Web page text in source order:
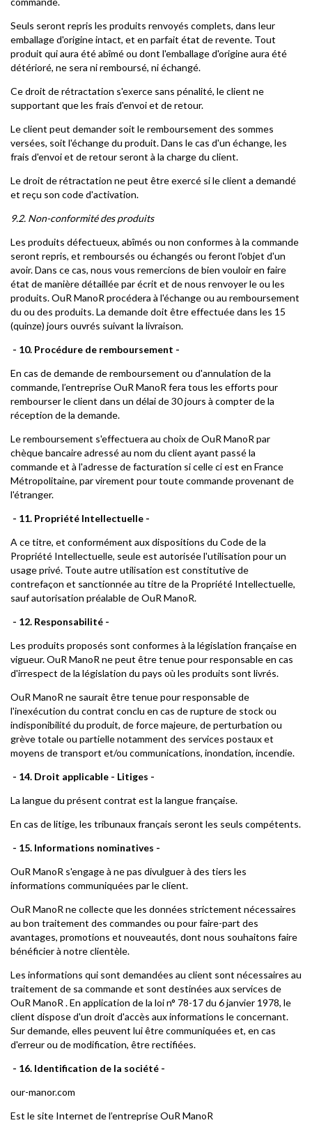
Seuls seront repris les produits renvoyés complets, dans leur
emballage d'origine intact, et en parfait état de revente. Tout
produit qui aura été abîmé ou dont l'emballage d'origine aura été
détérioré, ne sera ni remboursé, ni échangé.
Ce droit de rétractation s'exerce sans pénalité, le client ne
supportant que les frais d'envoi et de retour.
Le client peut demander soit le remboursement des sommes
versées, soit l'échange du produit. Dans le cas d'un échange, les
frais d'envoi et de retour seront à la charge du client.
Le droit de rétractation ne peut être exercé si le client a demandé
et reçu son code d'activation.
9.2. Non-conformité des produits
Les produits défectueux, abîmés ou non conformes à la commande
seront repris, et remboursés ou échangés ou feront l'objet d'un
avoir. Dans ce cas, nous vous remercions de bien vouloir en faire
état de manière détaillée par écrit et de nous renvoyer le ou les
produits. OuR ManoR procédera à l'échange ou au remboursement
du ou des produits. La demande doit être effectuée dans les 15
(quinze) jours ouvrés suivant la livraison.
- 10. Procédure de remboursement -
En cas de demande de remboursement ou d'annulation de la
commande, l’entreprise OuR ManoR fera tous les efforts pour
rembourser le client dans un délai de 30 jours à compter de la
réception de la demande.
Le remboursement s'effectuera au choix de OuR ManoR par
chèque bancaire adressé au nom du client ayant passé la
commande et à l'adresse de facturation si celle ci est en France
Métropolitaine, par virement pour toute commande provenant de
l'étranger.
- 11. Propriété Intellectuelle -
A ce titre, et conformément aux dispositions du Code de la
Propriété Intellectuelle, seule est autorisée l'utilisation pour un
usage privé. Toute autre utilisation est constitutive de
contrefaçon et sanctionnée au titre de la Propriété Intellectuelle,
sauf autorisation préalable de OuR ManoR.
- 12. Responsabilité -
Les produits proposés sont conformes à la législation française en
vigueur. OuR ManoR ne peut être tenue pour responsable en cas
d'irrespect de la législation du pays où les produits sont livrés.
OuR ManoR ne saurait être tenue pour responsable de
l'inexécution du contrat conclu en cas de rupture de stock ou
indisponibilité du produit, de force majeure, de perturbation ou
grève totale ou partielle notamment des services postaux et
moyens de transport et/ou communications, inondation, incendie.
- 14. Droit applicable - Litiges -
La langue du présent contrat est la langue française.
En cas de litige, les tribunaux français seront les seuls compétents.
- 15. Informations nominatives -
OuR ManoR s'engage à ne pas divulguer à des tiers les
informations communiquées par le client.
OuR ManoR ne collecte que les données strictement nécessaires
au bon traitement des commandes ou pour faire-part des
avantages, promotions et nouveautés, dont nous souhaitons faire
bénéficier à notre clientèle.
Les informations qui sont demandées au client sont nécessaires au
traitement de sa commande et sont destinées aux services de
OuR ManoR . En application de la loi n° 78-17 du 6 janvier 1978, le
client dispose d'un droit d'accès aux informations le concernant.
Sur demande, elles peuvent lui être communiquées et, en cas
d'erreur ou de modification, être rectifiées.
- 16. Identification de la société -
our-manor.com
Est le site Internet de l’entreprise OuR ManoR